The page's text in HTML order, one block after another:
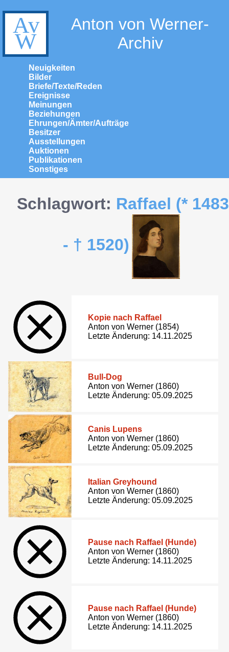
Anton von Werner-
Archiv
Neuigkeiten
Bilder
Briefe/Texte/Reden
Ereignisse
Meinungen
Beziehungen
Ehrungen/Ämter/Aufträge
Besitzer
Ausstellungen
Auktionen
Publikationen
Sonstiges
Schlagwort: Raffael (* 1483
- † 1520)
Kopie nach Raffael
Anton von Werner (1854)
Letzte Änderung: 14.11.2025
Bull-Dog
Anton von Werner (1860)
Letzte Änderung: 05.09.2025
Canis Lupens
Anton von Werner (1860)
Letzte Änderung: 05.09.2025
Italian Greyhound
Anton von Werner (1860)
Letzte Änderung: 05.09.2025
Pause nach Raffael (Hunde)
Anton von Werner (1860)
Letzte Änderung: 14.11.2025
Pause nach Raffael (Hunde)
Anton von Werner (1860)
Letzte Änderung: 14.11.2025